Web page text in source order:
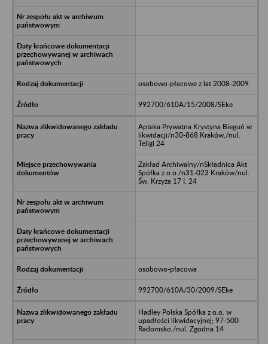
osobowo-płacowe z lat 2008-2009
992700/610A/15/2008/SEke
Apteka Prywatna Krystyna Bieguń w
likwidacji/n30-868 Kraków,/nul.
Teligi 24
Zakład Archiwalny/nSkładnica Akt
Spółka z o.o./n31-023 Kraków/nul.
Św. Krzyża 17 I. 24
osobowo-płacowa
992700/610A/30/2009/SEke
Hadley Polska Spółka z o.o. w
upadłości likwidacyjnej; 97-500
Radomsko,/nul. Zgodna 14